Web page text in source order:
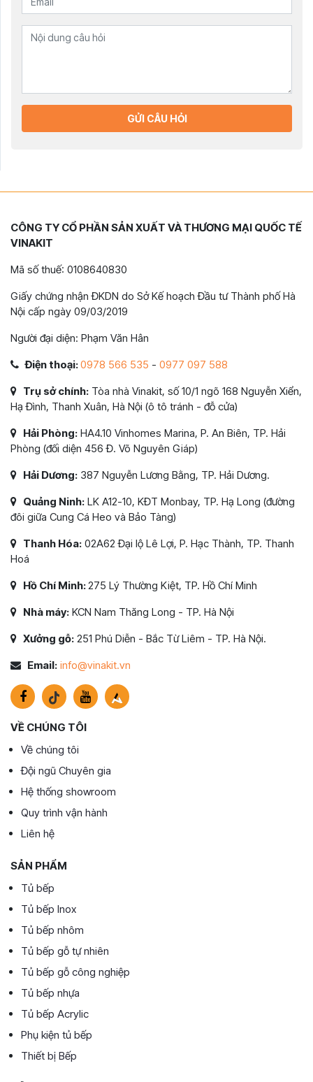
GỬI CÂU HỎI
CÔNG TY CỔ PHẦN SẢN XUẤT VÀ THƯƠNG MẠI QUỐC TẾ
VINAKIT
Mã số thuế: 0108640830
Giấy chứng nhận ĐKDN do Sở Kế hoạch Đầu tư Thành phố Hà
Nội cấp ngày 09/03/2019
Người đại diện: Phạm Văn Hân
Điện thoại:0978 566 535 - 0977 097 588
Trụ sở chính: Tòa nhà Vinakit, số 10/1 ngõ 168 Nguyễn Xiển,
Hạ Đình, Thanh Xuân, Hà Nội (ô tô tránh - đỗ cửa)
Hải Phòng: HA4.10 Vinhomes Marina, P. An Biên, TP. Hải
Phòng (đối diện 456 Đ. Võ Nguyên Giáp)
Hải Dương: 387 Nguyễn Lương Bằng, TP. Hải Dương.
Quảng Ninh: LK A12-10, KĐT Monbay, TP. Hạ Long (đường
đôi giữa Cung Cá Heo và Bảo Tàng)
Thanh Hóa: 02A62 Đại lộ Lê Lợi, P. Hạc Thành, TP. Thanh
Hoá
Hồ Chí Minh:275 Lý Thường Kiệt, TP. Hồ Chí Minh
Nhà máy: KCN Nam Thăng Long - TP. Hà Nội
Xưởng gỗ: 251 Phú Diễn - Bắc Từ Liêm - TP. Hà Nội.
Email: info@vinakit.vn
VỀ CHÚNG TÔI
Về chúng tôi
Đội ngũ Chuyên gia
Hệ thống showroom
Quy trình vận hành
Liên hệ
SẢN PHẨM
Tủ bếp
Tủ bếp Inox
Tủ bếp nhôm
Tủ bếp gỗ tự nhiên
Tủ bếp gỗ công nghiệp
Tủ bếp nhựa
Tủ bếp Acrylic
Phụ kiện tủ bếp
Thiết bị Bếp